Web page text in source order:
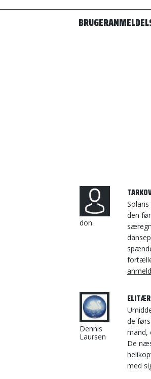
don
den
Dennis
Laursen
ELITÆR
de
mand,
De
med